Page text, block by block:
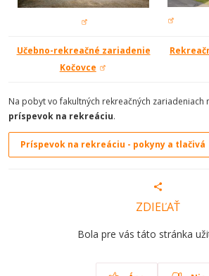
Učebno-rekreačné zariadenie
Kočovce
Na pobyt vo fakultných rekreačných zariadeniach
príspevok na rekreáciu.
Príspevok na rekreáciu - pokyny a tlačivá
ZDIEĽAŤ
Bola pre vás táto stránka